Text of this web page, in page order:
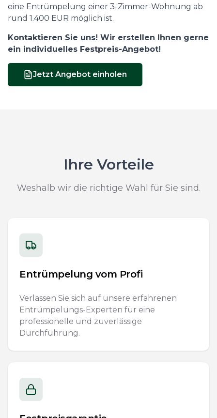
eine Entrümpelung einer 3-Zimmer-Wohnung ab
rund 1.400 EUR möglich ist.
Kontaktieren Sie uns! Wir erstellen Ihnen gerne
ein individuelles Festpreis-Angebot!
Jetzt Angebot einholen
Ihre Vorteile
Weshalb wir die richtige Wahl für Sie sind.
Entrümpelung vom Profi
Verlassen Sie sich auf unsere erfahrenen
Entrümpelungs-Experten für eine
professionelle und zuverlässige
Durchführung.